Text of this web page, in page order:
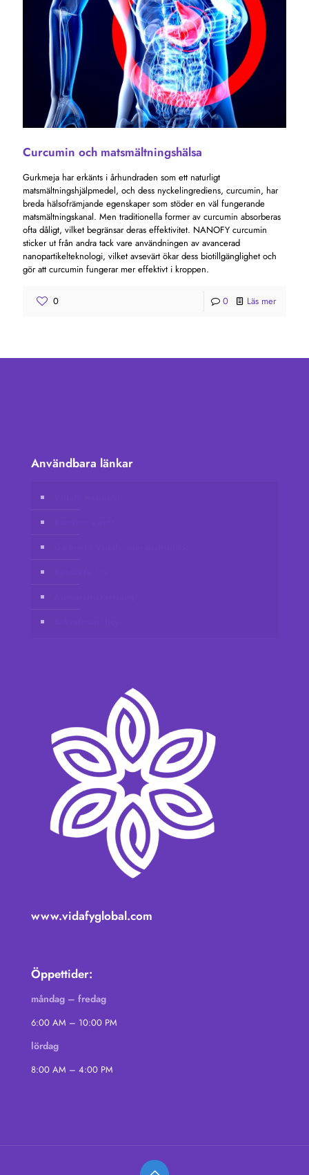
Curcumin och matsmältningshälsa
Gurkmeja har erkänts i århundraden som ett naturligt
matsmältningshjälpmedel, och dess nyckelingrediens, curcumin, har
breda hälsofrämjande egenskaper som stöder en väl fungerande
matsmältningskanal. Men traditionella former av curcumin absorberas
ofta dåligt, vilket begränsar deras effektivitet. NANOFY curcumin
sticker ut från andra tack vare användningen av avancerad
nanopartikelteknologi, vilket avsevärt ökar dess biotillgänglighet och
gör att curcumin fungerar mer effektivt i kroppen.
0 0 Läs mer
Användbara länkar
www.vidafyglobal.com
Öppettider:
måndag – fredag
6:00 AM – 10:00 PM
lördag
8:00 AM – 4:00 PM